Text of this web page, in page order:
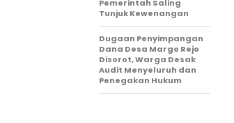
Pemerintah Saling
Tunjuk Kewenangan
Dugaan Penyimpangan
Dana Desa Margo Rejo
Disorot, Warga Desak
Audit Menyeluruh dan
Penegakan Hukum